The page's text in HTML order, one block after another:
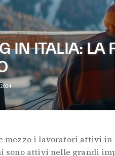
IN ITALIA: LA
mezzo i lavoratori attivi in
sono attivi nelle grandi